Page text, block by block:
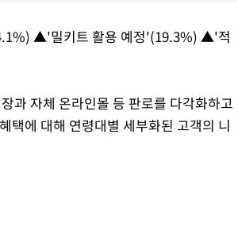
▲'밀키트 활용 예정'(19.3%) ▲'적
과 자체 온라인몰 등 판로를 다각화하고
택에 대해 연령대별 세부화된 고객의 니